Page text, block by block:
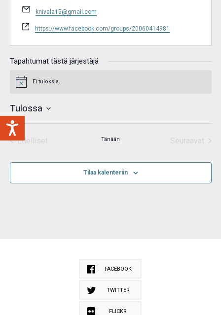
Sähköposti
knivala15@gmail.com
WWW-
sivusto
https://www.facebook.com/groups/20060414981
Tapahtumat tästä järjestäjä
Notice Ei tuloksia.
Tulossa
Valitse
päivä.
Edelliset
Tänään
Seuraavat
Tilaa kalenteriin
FACEBOOK
TWITTER
FLICKR